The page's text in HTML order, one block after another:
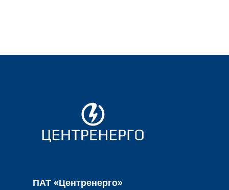
ПАТ «Центренерго»